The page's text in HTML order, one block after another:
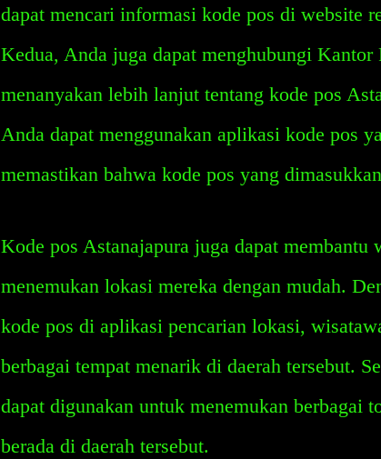
dapat mencari informasi kode pos di website
Kedua, Anda juga dapat menghubungi Kantor
menanyakan lebih lanjut tentang kode pos
Anda dapat menggunakan aplikasi kode pos
memastikan bahwa kode pos yang
Kode pos Astanajapura juga dapat membantu
menemukan lokasi mereka dengan mudah.
kode pos di aplikasi pencarian lokasi,
berbagai tempat menarik di daerah tersebut.
dapat digunakan untuk menemukan berbagai
berada di daerah tersebut.